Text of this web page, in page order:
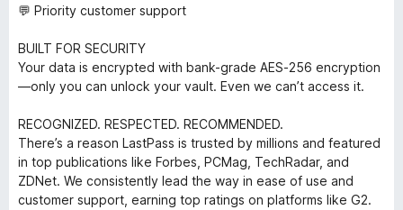
💬 Priority customer support
BUILT FOR SECURITY
Your data is encrypted with bank-grade AES-256 encryption
—only you can unlock your vault. Even we can’t access it.
RECOGNIZED. RESPECTED. RECOMMENDED.
There’s a reason LastPass is trusted by millions and featured
in top publications like Forbes, PCMag, TechRadar, and
ZDNet. We consistently lead the way in ease of use and
customer support, earning top ratings on platforms like G2.